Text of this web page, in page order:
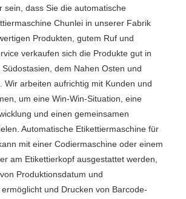
sein, dass Sie die automatische
Chunlei in unserer Fabrik
Produkten, gutem Ruf und
verkaufen sich die Produkte gut in
Südostasien, dem Nahen Osten und
Wir arbeiten aufrichtig mit Kunden und
um eine Win-Win-Situation, eine
und einen gemeinsamen
Automatische Etikettiermaschine für
mit einer Codiermaschine oder einem
am Etikettierkopf ausgestattet werden,
Produktionsdatum und
und Drucken von Barcode-